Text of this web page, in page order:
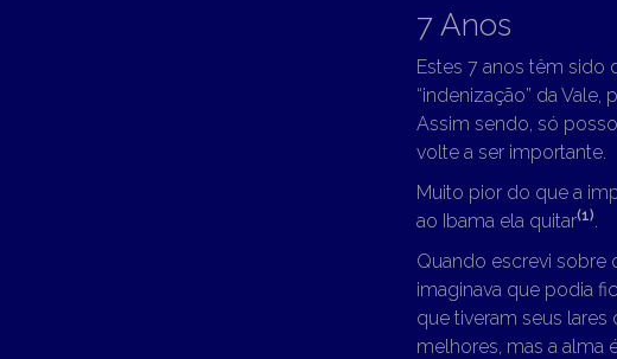
7 Anos
Estes 7 anos têm sido
“indenização” da Vale,
Assim sendo, só
volte a ser importante.
Muito pior do que a
ao Ibama ela quitar(1).
Quando escrevi sobre
imaginava que podia
que tiveram seus
melhores, mas a alma